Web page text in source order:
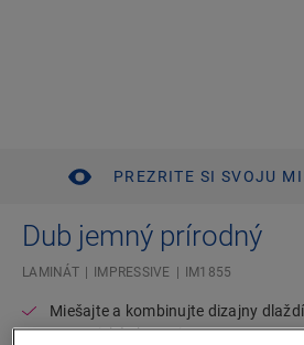
PREZRITE SI SVOJU
Dub jemný prírodný
LAMINÁT IMPRESSIVE IM1855
Miešajte a kombinujte dizajny
Autentické skosenie